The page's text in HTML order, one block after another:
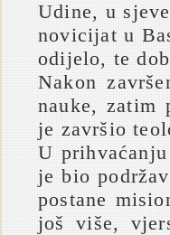
Udine, u
novicijat u
odijelo, te
Nakon
nauke, zatim
je završio
U
je bio
postane
još više,